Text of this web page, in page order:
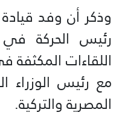
وذكر أن وفد
رئيس الحركة
اللقاءات
مع رئيس الوزراء
المصرية والتركية.